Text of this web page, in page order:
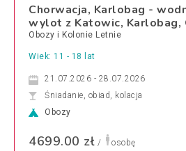
Chorwacja, Karlobag -
wylot z Katowic, Karlobag,
Obozy i Kolonie Letnie
Wiek: 11 - 18 lat
21.07.2026 - 28.07.2026
Śniadanie, obiad, kolacja
Obozy
4699.00 zł / osobę